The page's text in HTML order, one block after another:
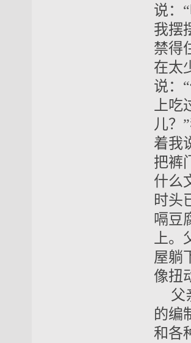
说：
我摆
禁得
在太
说：
上
儿？
着我
把裤
什么
时头
嗝豆
上
屋躺
像扭
父
的编
和各